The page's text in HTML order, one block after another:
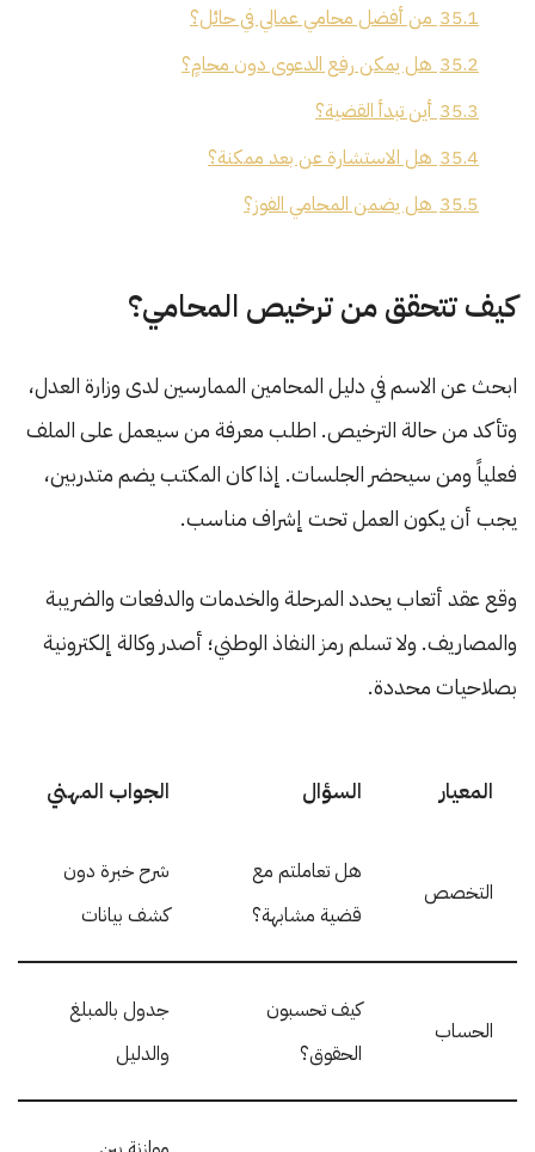
35.1 من أفضل محامي عمالي في حائل؟
35.2 هل يمكن رفع الدعوى دون محامٍ؟
35.3 أين تبدأ القضية؟
35.4 هل الاستشارة عن بعد ممكنة؟
35.5 هل يضمن المحامي الفوز؟
كيف تتحقق من ترخيص المحامي؟
ابحث عن الاسم في دليل المحامين الممارسين لدى وزارة العدل،
وتأكد من حالة الترخيص. اطلب معرفة من سيعمل على الملف
فعلياً ومن سيحضر الجلسات. إذا كان المكتب يضم متدربين،
يجب أن يكون العمل تحت إشراف مناسب.
وقع عقد أتعاب يحدد المرحلة والخدمات والدفعات والضريبة
والمصاريف. ولا تسلم رمز النفاذ الوطني؛ أصدر وكالة إلكترونية
بصلاحيات محددة.
المعيار السؤال الجواب المهني
التخصص
هل تعاملتم مع
قضية مشابهة؟
شرح خبرة دون
كشف بيانات
الحساب
كيف تحسبون
الحقوق؟
جدول بالمبلغ
والدليل